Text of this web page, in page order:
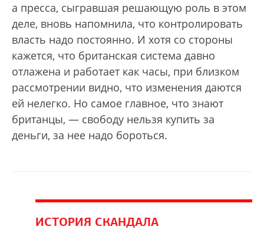
а пресса, сыгравшая решающую роль в этом
деле, вновь напомнила, что контролировать
власть надо постоянно. И хотя со стороны
кажется, что британская система давно
отлажена и работает как часы, при близком
рассмотрении видно, что изменения даются
ей нелегко. Но самое главное, что знают
британцы, — свободу нельзя купить за
деньги, за нее надо бороться.
ИСТОРИЯ СКАНДАЛА